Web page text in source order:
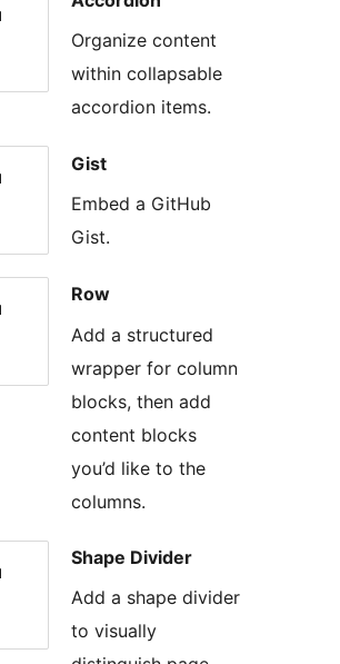
Organize content
within collapsable
accordion items.
Gist
Embed a GitHub
Gist.
Row
Add a structured
wrapper for column
blocks, then add
content blocks
you’d like to the
columns.
Shape Divider
Add a shape divider
to visually